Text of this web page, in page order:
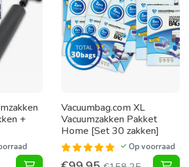
+
Vacuumbag.com XL
Vacuumzakken Pakket
Home [Set 30 zakken]
Op voorraad